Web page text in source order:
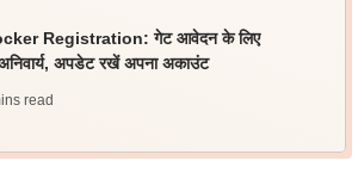
Registration: गेट आवेदन के लिए
अपडेट रखें अपना अकाउंट
read